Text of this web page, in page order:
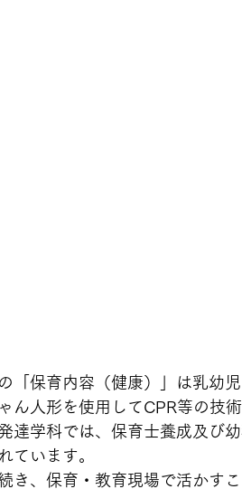
「保育内容（健康）」は乳幼
ん人形を使用してCPR等の技術
達学科では、保育士養成及び
ています。
き、保育・教育現場で活かす